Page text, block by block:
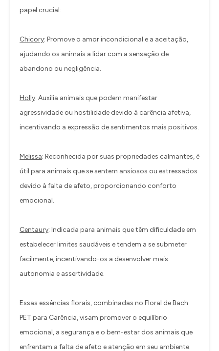
papel crucial:
Chicory: Promove o amor incondicional e a aceitação,
ajudando os animais a lidar com a sensação de
abandono ou negligência.
Holly: Auxilia animais que podem manifestar
agressividade ou hostilidade devido à carência afetiva,
incentivando a expressão de sentimentos mais positivos.
Melissa: Reconhecida por suas propriedades calmantes, é
útil para animais que se sentem ansiosos ou estressados
devido à falta de afeto, proporcionando conforto
emocional.
Centaury: Indicada para animais que têm dificuldade em
estabelecer limites saudáveis e tendem a se submeter
facilmente, incentivando-os a desenvolver mais
autonomia e assertividade.
Essas essências florais, combinadas no Floral de Bach
PET para Carência, visam promover o equilíbrio
emocional, a segurança e o bem-estar dos animais que
enfrentam a falta de afeto e atenção em seu ambiente.